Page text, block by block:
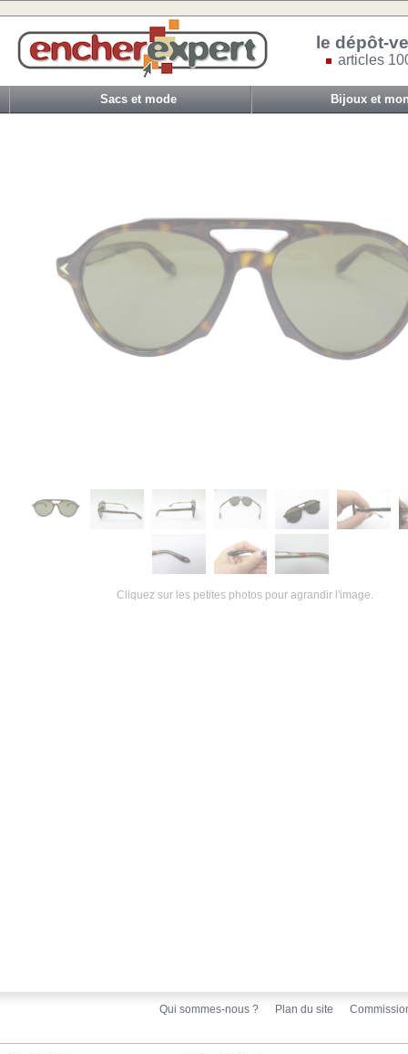
le dépôt-
articles
Sacs et mode Bijoux et
Cliquez sur les petites photos pour agrandir l'image.
Qui sommes-nous ? Plan du site